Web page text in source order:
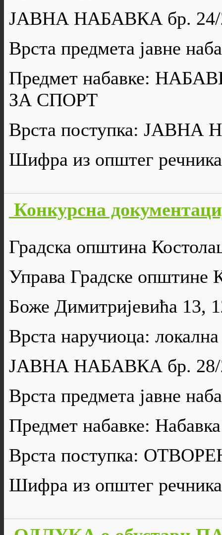
ЈАВНА НАБАВКА бр. 24/
Врста предмета јавне
Предмет набавке:
ЗА СПОРТ
Врста поступка:
Шифра из општег
Конкурсна
Градска општина
Управа Градске општине
Боже Димитријевића 13,
Врста наручиоца:
ЈАВНА НАБАВКА бр. 28/
Врста предмета јавне
Предмет набавке:
Врста поступка:
Шифра из општег